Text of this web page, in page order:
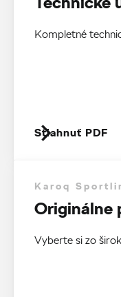
Kompletné
Stiahnuť PDF
Karoq
Originálne
Vyberte si zo